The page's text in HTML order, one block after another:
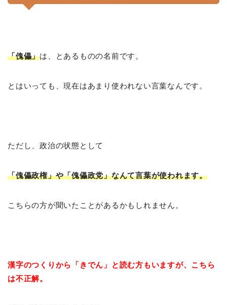
「傀儡」は、とあるものの名前です。
とはいっても、現在はあまり使われない言葉なんです。
ただし、政治の状態として
「傀儡政権」や「傀儡政党」なんて言葉が使われます。
こちらの方が聞いたことがあるかもしれません。
漢字のつくりから「きでん」と読む方もいますが、こちら
は不正解。